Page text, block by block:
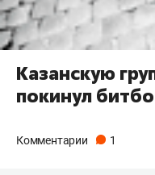
Казанскую
покинул
Комментарии 1